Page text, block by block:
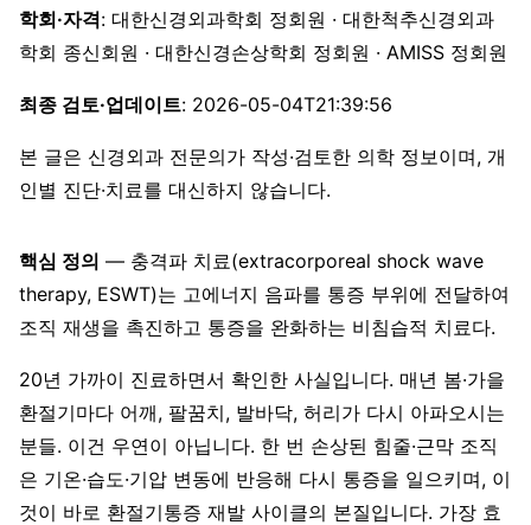
학회·자격: 대한신경외과학회 정회원 · 대한척추신경외과
학회 종신회원 · 대한신경손상학회 정회원 · AMISS 정회원
최종 검토·업데이트: 2026-05-04T21:39:56
본 글은 신경외과 전문의가 작성·검토한 의학 정보이며, 개
인별 진단·치료를 대신하지 않습니다.
핵심 정의 — 충격파 치료(extracorporeal shock wave
therapy, ESWT)는 고에너지 음파를 통증 부위에 전달하여
조직 재생을 촉진하고 통증을 완화하는 비침습적 치료다.
20년 가까이 진료하면서 확인한 사실입니다. 매년 봄·가을
환절기마다 어깨, 팔꿈치, 발바닥, 허리가 다시 아파오시는
분들. 이건 우연이 아닙니다. 한 번 손상된 힘줄·근막 조직
은 기온·습도·기압 변동에 반응해 다시 통증을 일으키며, 이
것이 바로 환절기통증 재발 사이클의 본질입니다. 가장 효